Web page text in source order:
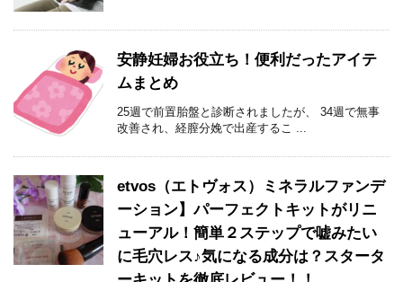
安静妊婦お役立ち！便利だったアイテ
ムまとめ
25週で前置胎盤と診断されましたが、 34週で無事
改善され、経膣分娩で出産するこ ...
etvos（エトヴォス）ミネラルファンデ
ーション】パーフェクトキットがリニ
ューアル！簡単２ステップで嘘みたい
に毛穴レス♪気になる成分は？スタータ